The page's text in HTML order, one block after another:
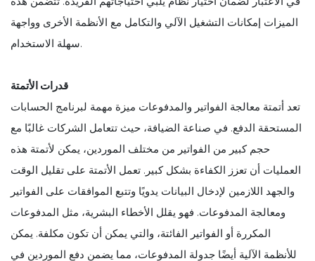
الميزات إمكانات التشغيل الآلي والتكامل مع الأنظمة الأخرى وواجهة
سهلة الاستخدام.
قدرات الأتمتة
تعد أتمتة معالجة الفواتير والمدفوعات ميزة مهمة لبرنامج الحسابات
المستحقة الدفع. في صناعة الضيافة، حيث تتعامل الشركات غالبًا مع
حجم كبير من الفواتير من مختلف الموردين، يمكن لأتمتة هذه
العمليات أن تعزز الكفاءة بشكل كبير. تعمل الأتمتة على تقليل الوقت
والجهد اللازمين لإدخال البيانات يدويًا وتتبع الموافقات على الفواتير
ومعالجة المدفوعات. فهو يقلل الأخطاء البشرية، مثل المدفوعات
المكررة أو الفواتير الفائتة، والتي يمكن أن تكون مكلفة. يمكن
للأنظمة الآلية أيضًا جدولة المدفوعات، مما يضمن دفع الموردين في